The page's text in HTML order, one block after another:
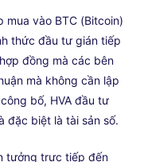
vào BTC (Bitcoin)
thức đầu tư gián tiếp
đồng mà các bên
mà không cần lập
bố, HVA đầu tư
đặc biệt là tài sản số.
tưởng trực tiếp đến